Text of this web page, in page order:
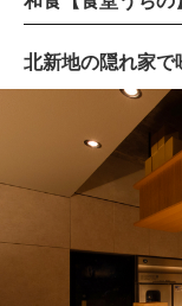
北新地の隠れ家で